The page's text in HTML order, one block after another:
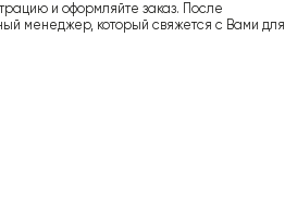
и оформляйте заказ. После
менеджер, который свяжется с Вами для